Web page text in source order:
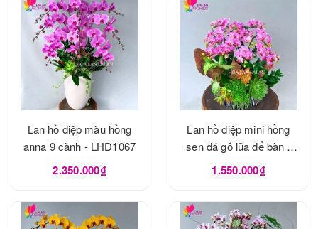
Lan hồ điệp màu hồng
anna 9 cành - LHD1067
2.350.000₫
Lan hồ điệp mini hồng
sen đá gỗ lũa để bàn -
LHD1065
1.550.000₫